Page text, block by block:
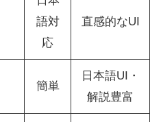
語対
応
直感的なUI
簡単
日本語UI・
解説豊富